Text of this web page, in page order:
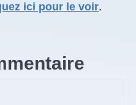
ici pour le voir.